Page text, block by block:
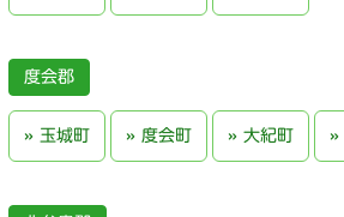
度会郡
玉城町 度会町 大紀町